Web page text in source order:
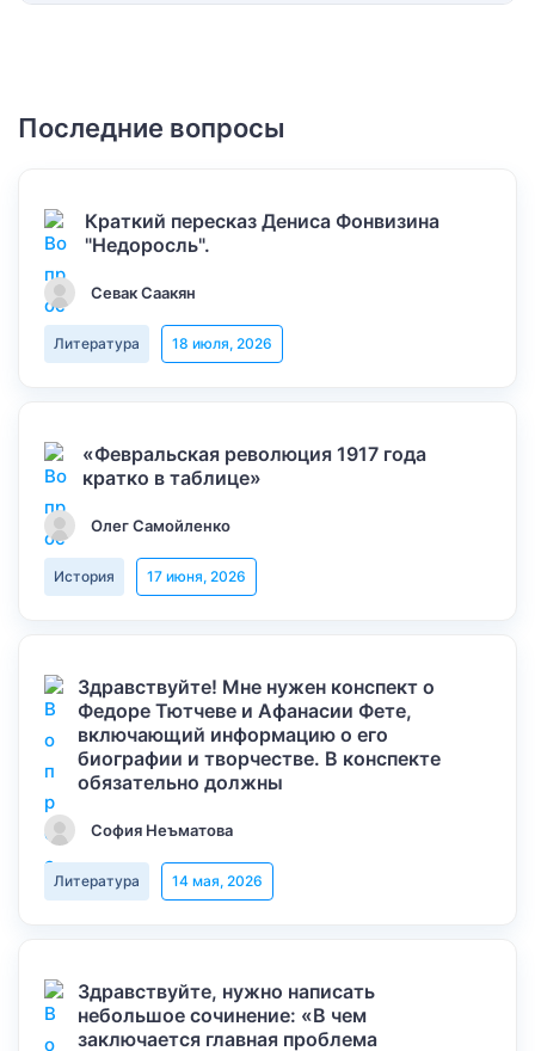
Последние вопросы
Краткий пересказ Дениса Фонвизина
"Недоросль".
Севак Саакян
Литература 18 июля, 2026
«Февральская революция 1917 года
кратко в таблице»
Олег Самойленко
История 17 июня, 2026
Здравствуйте! Мне нужен конспект о
Федоре Тютчеве и Афанасии Фете,
включающий информацию о его
биографии и творчестве. В конспекте
обязательно должны
София Неъматова
Литература 14 мая, 2026
Здравствуйте, нужно написать
небольшое сочинение: «В чем
заключается главная проблема